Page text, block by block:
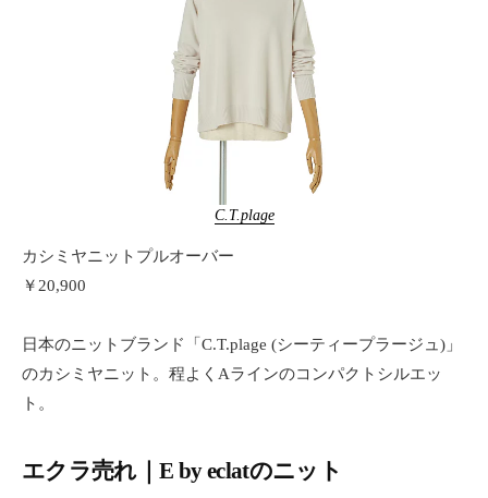
C.T.plage
カシミヤニットプルオーバー
￥20,900
日本のニットブランド「C.T.plage (シーティープラージュ)」
のカシミヤニット。程よくAラインのコンパクトシルエッ
ト。
エクラ売れ｜E by eclatのニット